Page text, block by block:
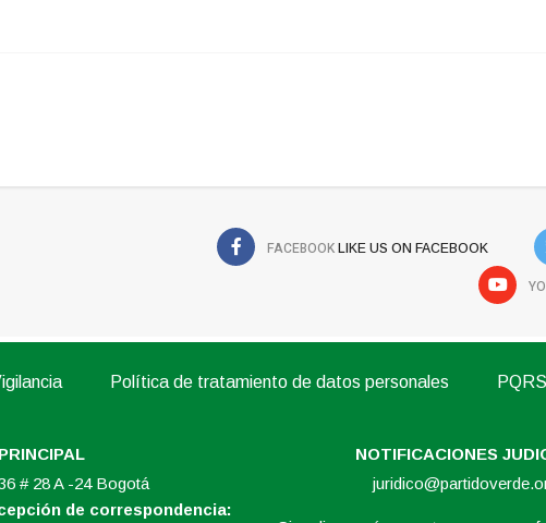
FACEBOOK LIKE US ON FACEBOOK
Política de tratamiento de datos personales PQRS
NOTIFICACIONES
# 28 A -24 Bogotá
de correspondencia: